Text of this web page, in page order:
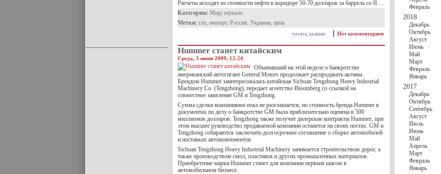
Расчеты исходят из стоимости нефти в коридоре 50-70 долларов за баррель со II …
Категории: Мир зеркало
Метки: газ, импорт, Россия, Украина, цена
Нет комментариев
читать дальше
Hummer станет китайским
Среда, 3 июня 2009, 12:24
Объявивший на этой неделе о банкротстве
американский автогигант General Motors продолжает распродавать активы.
Брендом Hummer заинтересовалась китайская Sichuan Tengzhong Heavy Industrial
Machinery Co. (Tengzhong), передает агентство Bloomberg со ссылкой на
совместное заявление GM и Tengzhong.
Сумма сделки компаниями пока не разглашается, но стоимость бренда Hummer в
документах по делу о банкротстве GM была приблизительно оценена в 500
миллионов долларов. Tengzhong также получит дилерские контракты Hummer, при
этом высшее руководство продаваемой компании останется на своих постах. GM и
Tengzhong собираются заключить долгосрочное соглашение о сборке автомобилей
и поставках автокомпонентов.
Sichuan Tengzhong Heavy Industrial Machinery занимается строительством дорог, а
также производством смол, пластиков и других промышленных материалов.
Приобретение марки Hummer станет для компании первым шагом в
автомобильном бизнесе.
Февраль
2018
Декабрь
Октябрь
Август
Июнь
Май
Март
Февраль
Январь
2017
Декабрь
Октябрь
Сентябрь
Август
Июль
Июнь
Май
Апрель
Март
Февраль
Январь